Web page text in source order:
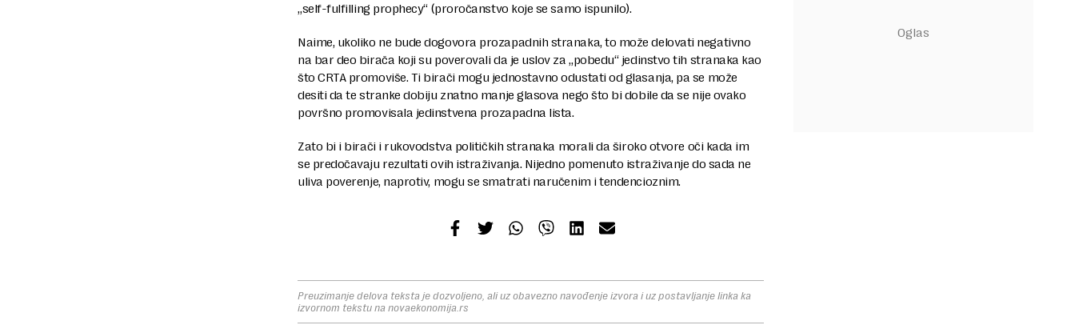
„self-fulfilling prophecy“ (proročanstvo koje se samo ispunilo).
Naime, ukoliko ne bude dogovora prozapadnih stranaka, to može delovati negativno
na bar deo birača koji su poverovali da je uslov za „pobedu“ jedinstvo tih stranaka kao
što CRTA promoviše. Ti birači mogu jednostavno odustati od glasanja, pa se može
desiti da te stranke dobiju znatno manje glasova nego što bi dobile da se nije ovako
površno promovisala jedinstvena prozapadna lista.
Zato bi i birači i rukovodstva političkih stranaka morali da široko otvore oči kada im
se predočavaju rezultati ovih istraživanja. Nijedno pomenuto istraživanje do sada ne
uliva poverenje, naprotiv, mogu se smatrati naručenim i tendencioznim.
Preuzimanje delova teksta je dozvoljeno, ali uz obavezno navođenje izvora i uz postavljanje linka ka
izvornom tekstu na novaekonomija.rs